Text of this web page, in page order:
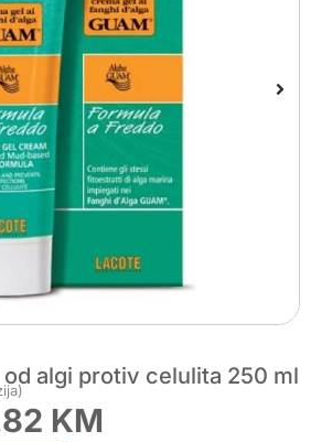
od algi protiv celulita 250 ml
KM